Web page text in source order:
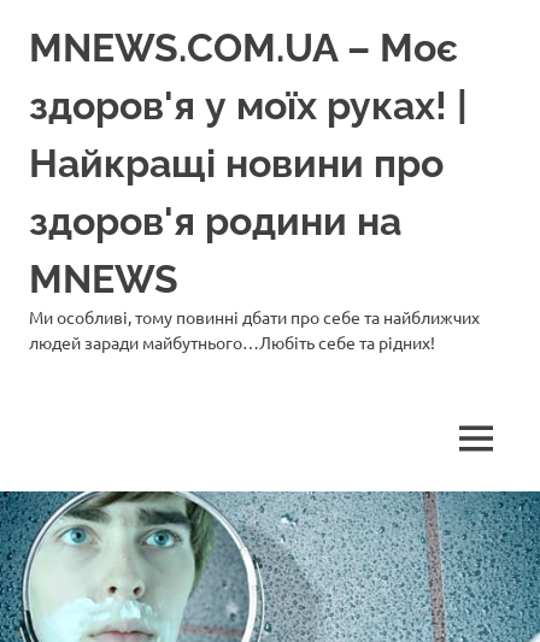
MNEWS.COM.UA – Моє
здоров'я у моїх руках! |
Найкращі новини про
здоров'я родини на
MNEWS
Ми особливі, тому повинні дбати про себе та найближчих
людей заради майбутнього…Любіть себе та рідних!
МЕНЮ